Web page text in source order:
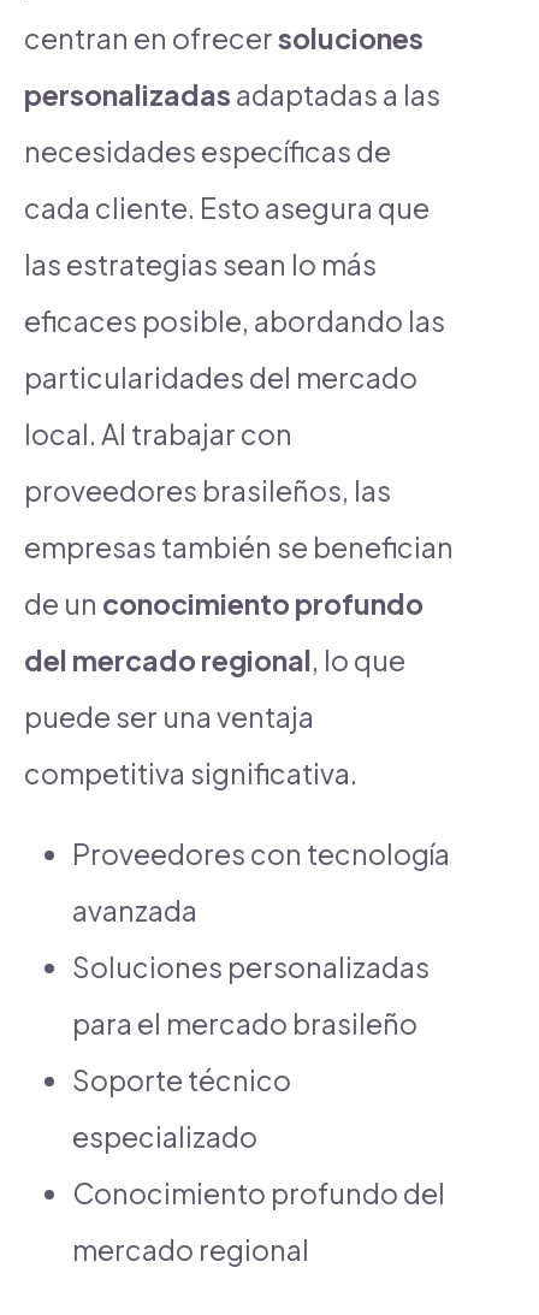
centran en ofrecersoluciones
personalizadas adaptadas a las
necesidades específicas de
cada cliente. Esto asegura que
las estrategias sean lo más
eficaces posible, abordando las
particularidades del mercado
local. Al trabajar con
proveedores brasileños, las
empresas también se benefician
de un conocimiento profundo
del mercado regional, lo que
puede ser una ventaja
competitiva significativa.
Proveedores con tecnología
avanzada
Soluciones personalizadas
para el mercado brasileño
Soporte técnico
especializado
Conocimiento profundo del
mercado regional